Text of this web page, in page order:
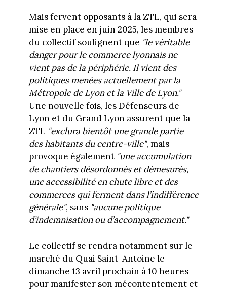
Mais fervent opposants à la ZTL, qui sera
mise en place en juin 2025, les membres
du collectif soulignent que "le véritable
danger pour le commerce lyonnais ne
vient pas de la périphérie. Il vient des
politiques menées actuellement par la
Métropole de Lyon et la Ville de Lyon."
Une nouvelle fois, les Défenseurs de
Lyon et du Grand Lyon assurent que la
ZTL "exclura bientôt une grande partie
des habitants du centre-ville", mais
provoque également "une accumulation
de chantiers désordonnés et démesurés,
une accessibilité en chute libre et des
commerces qui ferment dans l’indifférence
générale", sans "aucune politique
d’indemnisation ou d’accompagnement."
Le collectif se rendra notamment sur le
marché du Quai Saint-Antoine le
dimanche 13 avril prochain à 10 heures
pour manifester son mécontentement et